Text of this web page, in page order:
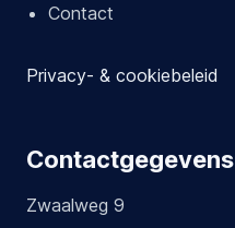
Contact
Privacy- & cookiebeleid
Contactgegevens
Zwaalweg 9